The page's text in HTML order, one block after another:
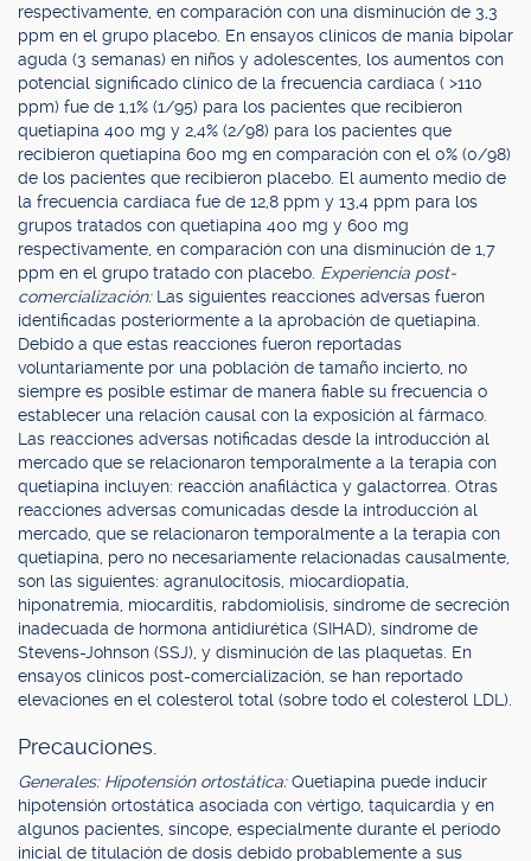
respectivamente, en comparación con una disminución de 3,3
ppm en el grupo placebo. En ensayos clínicos de manía bipolar
aguda (3 semanas) en niños y adolescentes, los aumentos con
potencial significado clínico de la frecuencia cardíaca ( >110
ppm) fue de 1,1% (1/95) para los pacientes que recibieron
quetiapina 400 mg y 2,4% (2/98) para los pacientes que
recibieron quetiapina 600 mg en comparación con el 0% (0/98)
de los pacientes que recibieron placebo. El aumento medio de
la frecuencia cardíaca fue de 12,8 ppm y 13,4 ppm para los
grupos tratados con quetiapina 400 mg y 600 mg
respectivamente, en comparación con una disminución de 1,7
ppm en el grupo tratado con placebo. Experiencia post-
comercialización: Las siguientes reacciones adversas fueron
identificadas posteriormente a la aprobación de quetiapina.
Debido a que estas reacciones fueron reportadas
voluntariamente por una población de tamaño incierto, no
siempre es posible estimar de manera fiable su frecuencia o
establecer una relación causal con la exposición al fármaco.
Las reacciones adversas notificadas desde la introducción al
mercado que se relacionaron temporalmente a la terapia con
quetiapina incluyen: reacción anafiláctica y galactorrea. Otras
reacciones adversas comunicadas desde la introducción al
mercado, que se relacionaron temporalmente a la terapia con
quetiapina, pero no necesariamente relacionadas causalmente,
son las siguientes: agranulocitosis, miocardiopatía,
hiponatremia, miocarditis, rabdomiolisis, síndrome de secreción
inadecuada de hormona antidiurética (SIHAD), síndrome de
Stevens-Johnson (SSJ), y disminución de las plaquetas. En
ensayos clínicos post-comercialización, se han reportado
elevaciones en el colesterol total (sobre todo el colesterol LDL).
Precauciones.
Generales: Hipotensión ortostática:Quetiapina puede inducir
hipotensión ortostática asociada con vértigo, taquicardia y en
algunos pacientes, síncope, especialmente durante el período
inicial de titulación de dosis debido probablemente a sus